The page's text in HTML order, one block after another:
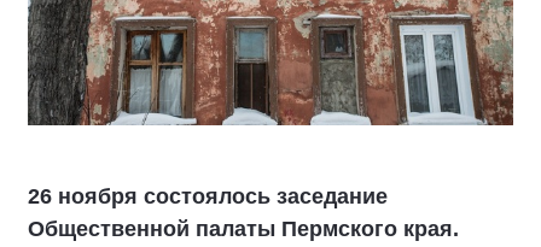
26 ноября состоялось заседание
Общественной палаты Пермского края.